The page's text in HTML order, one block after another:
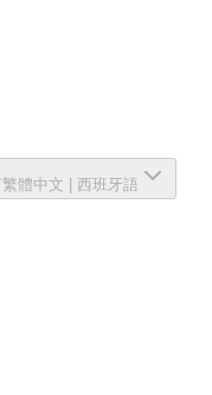
繁體中文 西班牙語